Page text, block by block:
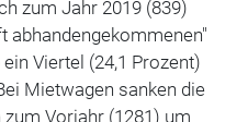
zum Jahr 2019 (839)
abhandengekommenen"
Viertel (24,1 Prozent)
Mietwagen sanken die
Vorjahr (1281) um